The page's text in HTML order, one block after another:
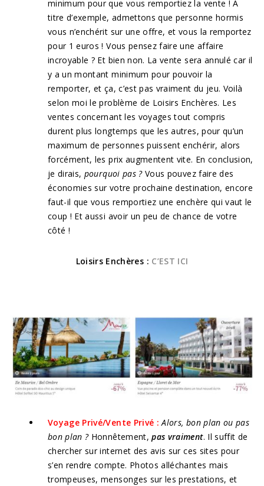
minimum pour que vous remportiez la vente ! A
titre d’exemple, admettons que personne hormis
vous n’enchérit sur une offre, et vous la remportez
pour 1 euros ! Vous pensez faire une affaire
incroyable ? Et bien non. La vente sera annulé car il
y a un montant minimum pour pouvoir la
remporter, et ça, c’est pas vraiment du jeu. Voilà
selon moi le problème de Loisirs Enchères. Les
ventes concernant les voyages tout compris
durent plus longtemps que les autres, pour qu’un
maximum de personnes puissent enchérir, alors
forcément, les prix augmentent vite. En conclusion,
je dirais, pourquoi pas ?Vous pouvez faire des
économies sur votre prochaine destination, encore
faut-il que vous remportiez une enchère qui vaut le
coup ! Et aussi avoir un peu de chance de votre
côté !
Loisirs Enchères : C’EST ICI
Voyage Privé/Vente Privé : Alors, bon plan ou pas
bon plan ?Honnêtement, pas vraiment. Il suffit de
chercher sur internet des avis sur ces sites pour
s’en rendre compte. Photos alléchantes mais
trompeuses, mensonges sur les prestations, et